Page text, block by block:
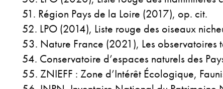
Région Pays de la Loire (2017), op. cit.
LPO (2014), Liste rouge des oiseaux
Nature France (2021), Les
Conservatoire d’espaces naturels des
ZNIEFF : Zone d’Intérêt Écologique,